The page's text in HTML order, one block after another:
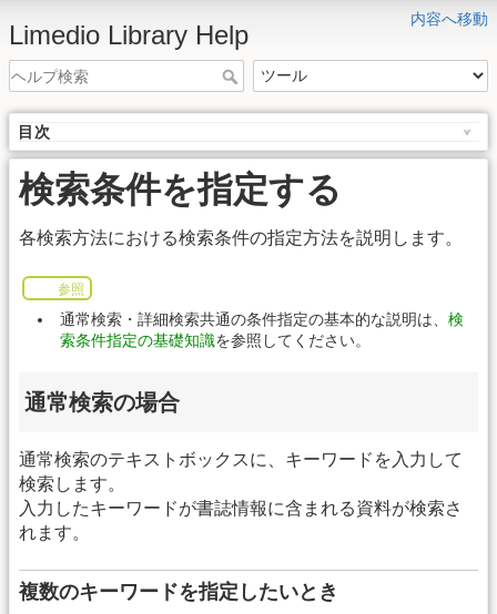
内容へ移動
Limedio Library Help
目次
検索条件を指定する
各検索方法における検索条件の指定方法を説明します。
参照
通常検索・詳細検索共通の条件指定の基本的な説明は、 検
索条件指定の基礎知識を参照してください。
通常検索の場合
通常検索のテキストボックスに、キーワードを入力して
検索します。
入力したキーワードが書誌情報に含まれる資料が検索さ
れます。
複数のキーワードを指定したいとき